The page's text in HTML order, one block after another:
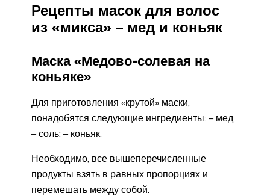
Рецепты масок для волос
из «микса» – мед и коньяк
Маска «Медово-солевая на
коньяке»
Для приготовления «крутой» маски,
понадобятся следующие ингредиенты: – мед;
– соль; – коньяк.
Необходимо, все вышеперечисленные
продукты взять в равных пропорциях и
перемешать между собой.